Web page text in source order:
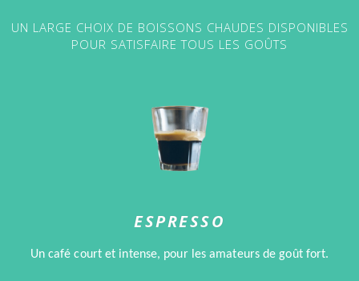
UN LARGE CHOIX DE BOISSONS CHAUDES DISPONIBLES
POUR SATISFAIRE TOUS LES GOÛTS
ESPRESSO
Un café court et intense, pour les amateurs de goût fort.